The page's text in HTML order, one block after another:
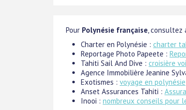
Pour Polynésie française , consultez
Charter en Polynésie : charter
Reportage Photo Papeete :
Tahiti Sail And Dive : croisière
Agence Immobilière Jeanine
Exotismes : voyage en polynésie
Anset Assurances Tahiti :
Inooi : nombreux conseils pour